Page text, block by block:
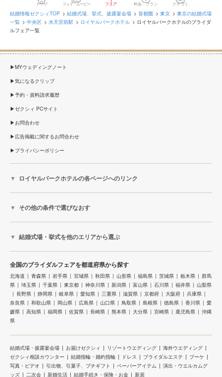
トップ フォト・ムービー フェア 料金・プラン クチコミ
結婚情報ゼクシィTOP 結婚式場、挙式、披露宴会場 首都圏 東京
東京の結婚式場
一覧
中央区 水天宮前駅 ロイヤルパークホテル
ロイヤルパークホテルのブライダ
ルフェア一覧
MYウェディングノート
気になるクリップ
予約・資料請求履歴
ゼクシィ PCサイト
お問合わせ
広告掲載に関するお問合わせ
プライバシーポリシー
ロイヤルパークホテルの各ページへのリンク
その他の条件で選びなおす
結婚式場・挙式を他のエリアから選ぶ
全国のブライダルフェアを都道府県から探す
北海道 青森県 岩手県 宮城県 秋田県 山形県 福島県 茨城県 栃木県
群馬
県
埼玉県 千葉県 東京都 神奈川県 新潟県 富山県 石川県 福井県
山梨県
長野県
静岡県 岐阜県 愛知県 三重県 滋賀県 京都府 大阪府
兵庫県
奈良県
和歌山県 岡山県 広島県 山口県 鳥取県 島根県 徳島県 香川県
愛
媛県
高知県 福岡県 佐賀県 長崎県 熊本県 大分県 宮崎県 鹿児島県
沖縄
県
結婚式場・披露宴会場 お届けゼクシィ リゾートウエディング
海外ウエディング
ゼクシィ相談カウンター
結婚指輪・婚約指輪 ドレス ブライダルエステ
ブーケ
写真・ビデオ
引出物、引菓子、プチギフト ペーパーアイテム
演出・ウエルカムグ
ッズ
二次会 新婚生活 結婚手続き・保険・お金 新居